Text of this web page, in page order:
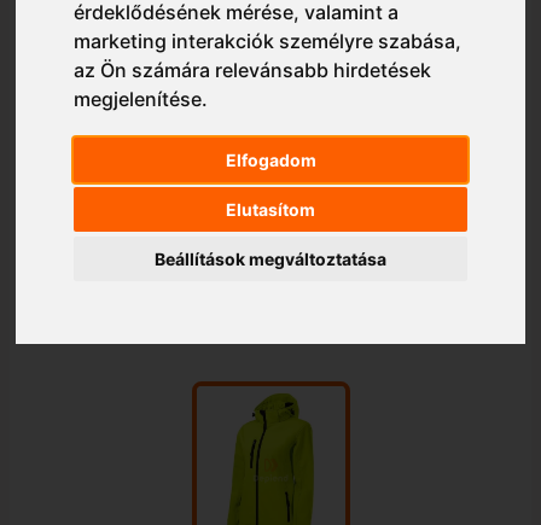
érdeklődésének mérése, valamint a
marketing interakciók személyre szabása,
az Ön számára relevánsabb hirdetések
megjelenítése.
Elfogadom
Elutasítom
Beállítások megváltoztatása